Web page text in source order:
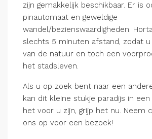
zijn gemakkelijk beschikbaar. Er is
pinautomaat en geweldige
wandel/bezienswaardigheden.
slechts 5 minuten afstand, zodat
van de natuur en toch een
het stadsleven.
Als u op zoek bent naar een
kan dit kleine stukje paradijs in
het voor u zijn, grijp het nu. Neem
ons op voor een bezoek!